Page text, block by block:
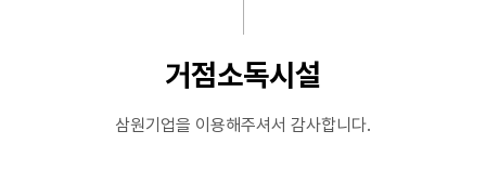
거점소독시설
삼원기업을 이용해주셔서 감사합니다.